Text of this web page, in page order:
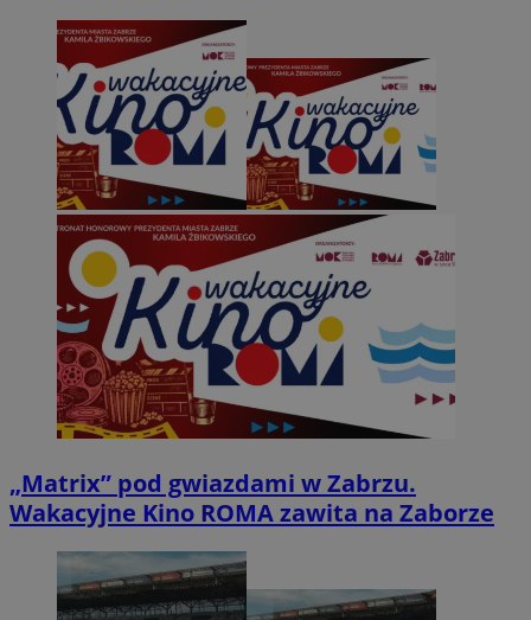
„Matrix” pod gwiazdami w Zabrzu.
Wakacyjne Kino ROMA zawita na Zaborze